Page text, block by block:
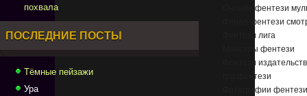
похвала
ПОСЛЕДНИЕ ПОСТЫ
Тёмные пейзажи
Ура
Онлайн фентези
Финал фентези
Фентези лига
Монстры фентези
Фентези
rpg фентези
Фотографии фентези